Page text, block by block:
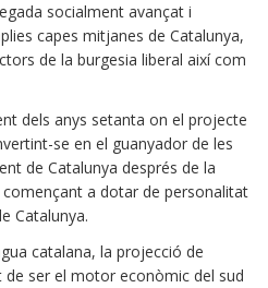
socialment avançat i
capes mitjanes de Catalunya,
de la burgesia liberal així com
dels anys setanta on el projecte
se en el guanyador de les
de Catalunya després de la
a dotar de personalitat
Catalunya.
catalana, la projecció de
ser el motor econòmic del sud